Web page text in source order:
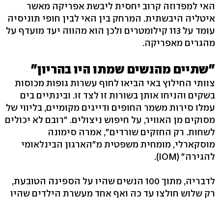
האי למפדוזה קרוב יחסית ליבשת אפריקה מאשר
איטליה היבשתית. המרחק בין האי לבין חופי תוניסיה
עומד על 113 קילומטרים ולכן הוא מהווה יעד מועדף על
מהגרים מאפריקה.
"שתיים מהנשים שמתו היו בהריון"
צוותי החילוץ באי הביאו לחוף עשרות גופות מכוסות
בשקים והניחו אותן בשורות זו לצד זו. ובינתיים בים
עמלו סירות משמר החופים ודייגים מקומיים, בליווי של
מסוקים מן האוויר, על חיפוש ניצולים. "רובם לא יכולים
לשחות. רק החזקים שורדים", אמרה סימונה
מוסקארלי, מומחית משפטית מ"הארגון הבינלאומי
להגירה" (IOM).
לדבריה, מתוך 100 הנשים שהיו על הספינה הטובעת,
רק שלוש חולצו עד כה ואף אחד מעשרת הילדים שהיו